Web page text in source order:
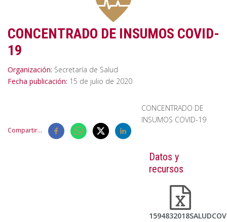
CONCENTRADO DE INSUMOS COVID-
19
Organización: Secretaría de Salud
Fecha publicación: 15 de julio de 2020
Compartir...
CONCENTRADO DE
INSUMOS COVID-19
Datos y
recursos